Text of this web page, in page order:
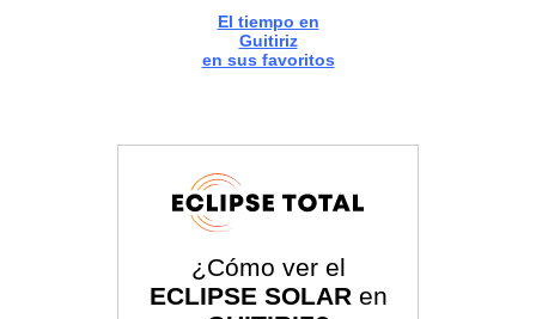
El tiempo en
Guitiriz
en sus favoritos
¿Cómo ver el
ECLIPSE SOLAR en